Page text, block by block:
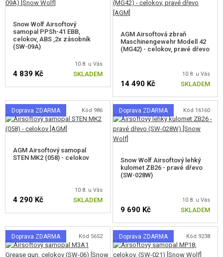
BREN, EVO ELEKTRICKÉ ZBRANĚ
WWII ELEKTRICKÉ ZBRANĚ
OSTATNÍ ELEKTRICKÉ ZBRANĚ
STARTER PACKY
PLYNOVÉ PUŠKY A SAMOPALY
MANUÁLNÍ PUŠKY A SAMOPALY
AIRSOFT BROKOVNICE
AIRSOFT SNIPER PUŠKY
VZDUCHOVÉ ZBRANĚ, PRAKY
GRANÁTOMETY, GRANÁTY
Snow Wolf Airsoftový
samopal PPSh-41 EBB,
celokov, ABS ,2x zásobník
(SW-09A)
10.8. u Vás
4 839 Kč SKLADEM
AGM Airsoftová zbraň
Maschinengewehr Modell 42
(MG42) - celokov, pravé dřevo
10.8. u Vás
14 490 Kč SKLADEM
Doprava ZDARMA Kód 986
AGM Airsoftový samopal
STEN MK2 (058) - celokov
10.8. u Vás
4 290 Kč SKLADEM
Doprava ZDARMA Kód 16160
Snow Wolf Airsoftový lehký
kulomet ZB26 - pravé dřevo
(SW-028W)
10.8. u Vás
9 690 Kč SKLADEM
Doprava ZDARMA Kód 5652 Doprava ZDARMA Kód 9238